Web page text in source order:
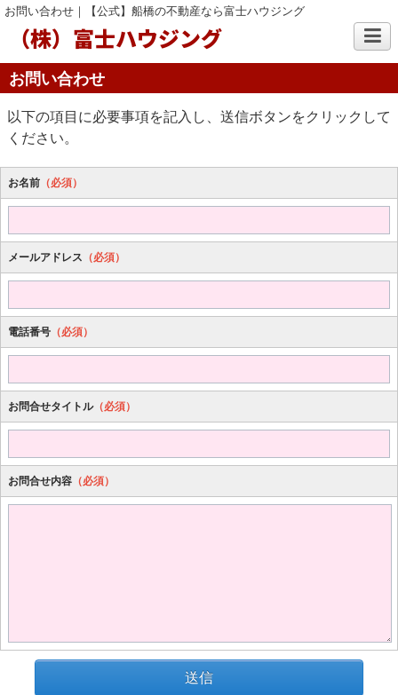
お問い合わせ｜【公式】船橋の不動産なら富士ハウジング
（株）富士ハウジング
お問い合わせ
以下の項目に必要事項を記入し、送信ボタンをクリックして
ください。
お名前 （必須）
メールアドレス （必須）
電話番号 （必須）
お問合せタイトル（必須）
お問合せ内容 （必須）
送信